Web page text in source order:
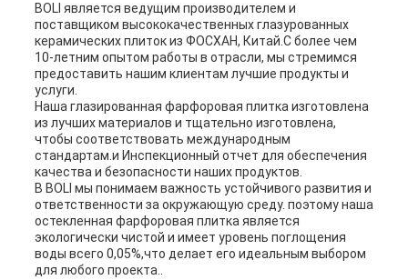
BOLI является ведущим производителем и
поставщиком высококачественных глазурованных
керамических плиток из ФОСХАН, Китай.С более чем
10-летним опытом работы в отрасли, мы стремимся
предоставить нашим клиентам лучшие продукты и
услуги.
Наша глазированная фарфоровая плитка изготовлена
из лучших материалов и тщательно изготовлена,
чтобы соответствовать международным
стандартам.и Инспекционный отчет для обеспечения
качества и безопасности наших продуктов.
В BOLI мы понимаем важность устойчивого развития и
ответственности за окружающую среду. поэтому наша
остекленная фарфоровая плитка является
экологически чистой и имеет уровень поглощения
воды всего 0,05%,что делает его идеальным выбором
для любого проекта..